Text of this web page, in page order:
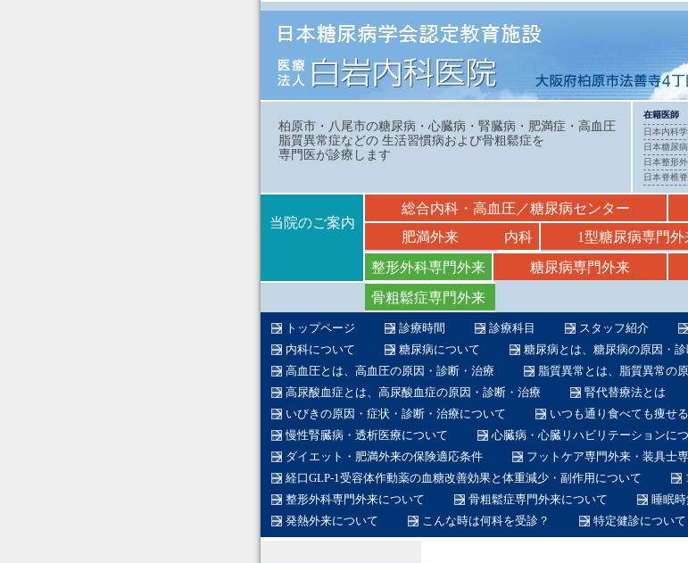
柏原市・八尾市の糖尿病・心臓病・腎臓病・肥満症・高血圧
脂質異常症などの 生活習慣病および骨粗鬆症を
専門医が診療します
在籍医師
日本内科
日本糖尿
日本整形
日本脊椎
当院のご案内
総合内科・高血圧／糖尿病センター
肥満外来
内科 1型糖尿病専門外
整形外科専門外来
糖尿病専門外来
骨粗鬆症専門外来
トップページ 診療時間 診療科目 スタッフ紹介
内科について
糖尿病について
糖尿病とは、糖尿病の原因・
高血圧とは、高血圧の原因・診断・治療
脂質異常とは、脂質異常の
高尿酸血症とは、高尿酸血症の原因・診断・治療
腎代替療法とは
いびきの原因・症状・診断・治療について
いつも通り食べても痩せ
慢性腎臓病・透析医療について
心臓病・心臓リハビリテーションに
ダイエット・肥満外来の保険適応条件
フットケア専門外来・装具士
経口GLP-1受容体作動薬の血糖改善効果と体重減少・副作用について
整形外科専門外来について
骨粗鬆症専門外来について
睡眠
発熱外来について
こんな時は何科を受診？ 特定健診について